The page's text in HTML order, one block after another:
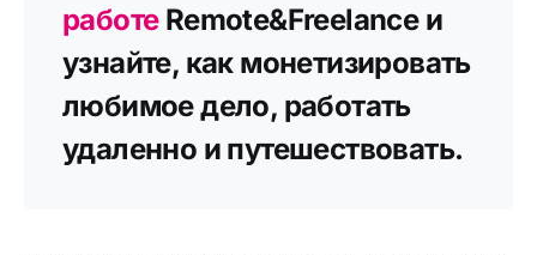
работеRemote&Freelance и
узнайте, как монетизировать
любимое дело, работать
удаленно и путешествовать.